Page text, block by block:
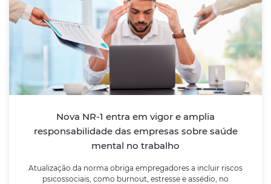
Nova NR-1 entra em vigor e amplia
responsabilidade das empresas sobre saúde
mental no trabalho
Atualização da norma obriga empregadores a incluir riscos
psicossociais, como burnout, estresse e assédio, no
Nova NR-1 entra em vigor e amplia
responsabilidade das empresas sobre
saúde mental no trabalho
Atualização da norma obriga empregadores a incluir
assédio, no gerenciamento de riscos ocupacionais